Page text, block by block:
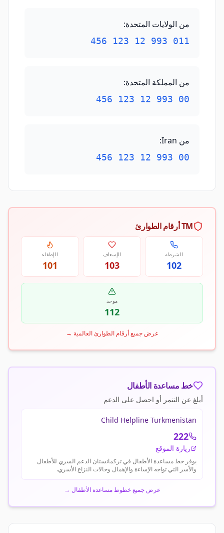
من الولايات المتحدة:
011 993 12 123 456
من المملكة المتحدة:
00 993 12 123 456
من Iran :
00 993 12 123 456
TM أرقام الطوارئ
الشرطة
102
الإسعاف
103
الإطفاء
101
موحد
112
عرض جميع أرقام الطوارئ العالمية →
خط مساعدة الأطفال
أبلغ عن التنمر أو احصل على الدعم
Child Helpline Turkmenistan
222
زيارة الموقع
يوفر خط مساعدة الأطفال في تركمانستان الدعم السري للأطفال
والأسر التي تواجه الإساءة والإهمال وحالات النزاع الأسري.
عرض جميع خطوط مساعدة الأطفال →